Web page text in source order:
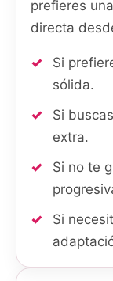
prefieres
directa
Si
sólida.
Si
extra.
Si no te
Si